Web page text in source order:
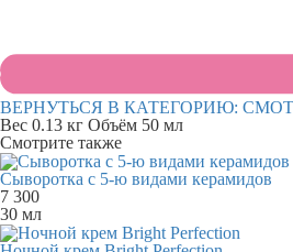
ВЕРНУТЬСЯ В КАТЕГОРИЮ:
Вес 0.13 кг Объём 50 мл
Смотрите также
Сыворотка с 5-ю видами керамидов
7 300
30 мл